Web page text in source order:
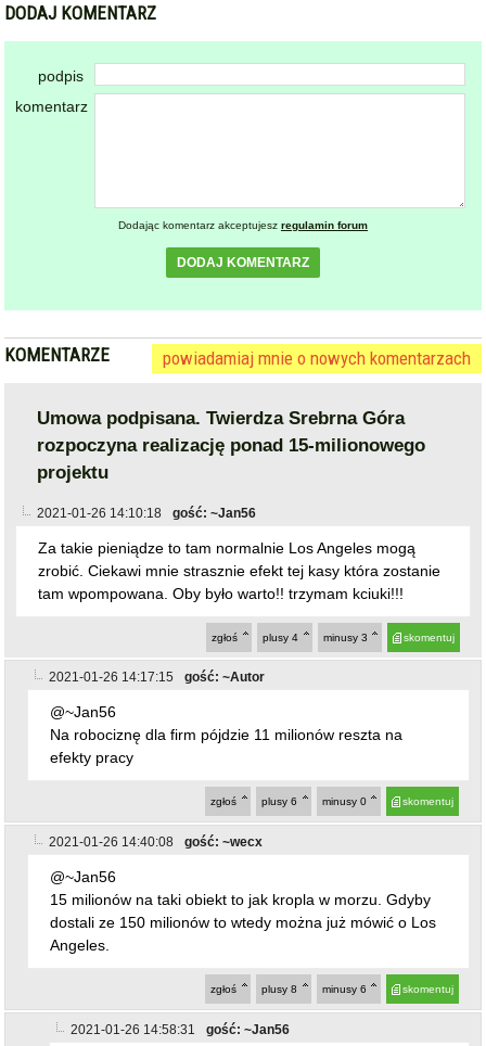
DODAJ KOMENTARZ
podpis
komentarz
Dodając komentarz akceptujesz regulamin forum
DODAJ KOMENTARZ
KOMENTARZE powiadamiaj mnie o nowych komentarzach
Umowa podpisana. Twierdza Srebrna Góra
rozpoczyna realizację ponad 15-milionowego
projektu
2021-01-26 14:10:18 gość: ~Jan56
Za takie pieniądze to tam normalnie Los Angeles mogą
zrobić. Ciekawi mnie strasznie efekt tej kasy która zostanie
tam wpompowana. Oby było warto!! trzymam kciuki!!!
skomentuj
minusy 3
plusy 4
zgłoś
2021-01-26 14:17:15 gość: ~Autor
@~Jan56
Na robociznę dla firm pójdzie 11 milionów reszta na
efekty pracy
skomentuj
minusy 0
plusy 6
zgłoś
2021-01-26 14:40:08 gość: ~wecx
@~Jan56
15 milionów na taki obiekt to jak kropla w morzu. Gdyby
dostali ze 150 milionów to wtedy można już mówić o Los
Angeles.
skomentuj
minusy 6
plusy 8
zgłoś
2021-01-26 14:58:31 gość: ~Jan56